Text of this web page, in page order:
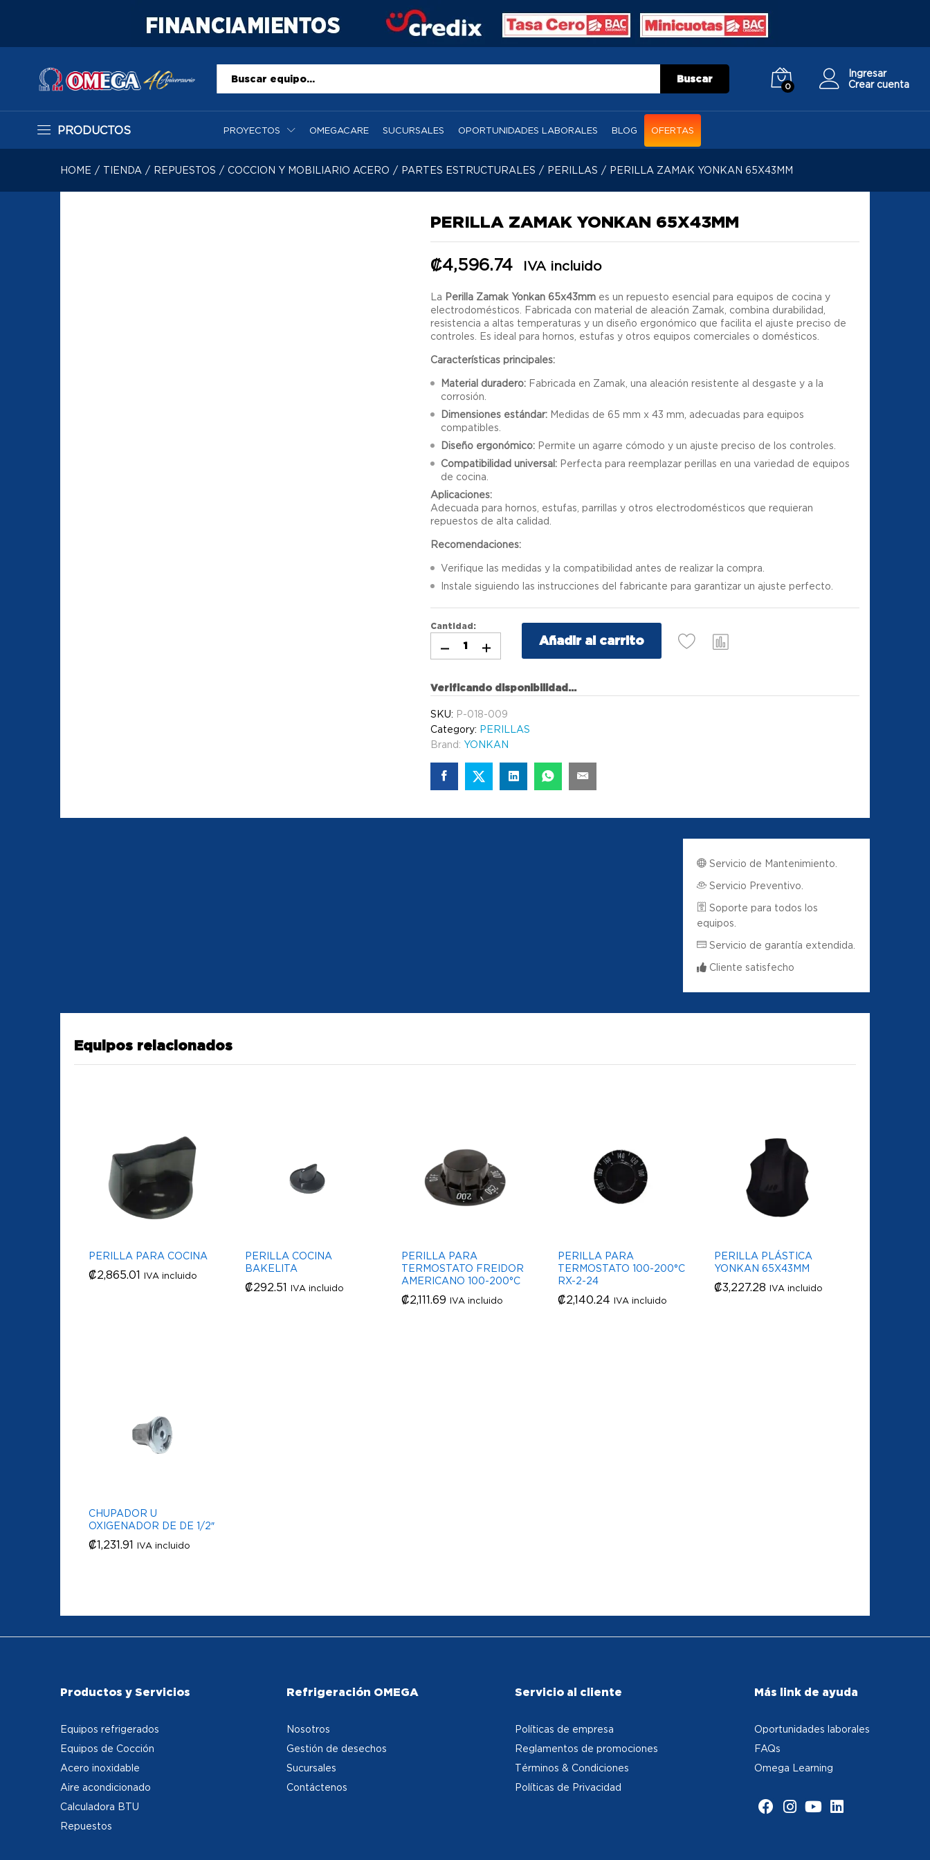
Todo Buscar
0
Ingresar
Crear cuenta
PRODUCTOS PROYECTOS OMEGACARE SUCURSALES OPORTUNIDADES LABORALES BLOG OFERTAS
HOME / TIENDA / REPUESTOS / COCCION Y MOBILIARIO ACERO / PARTES ESTRUCTURALES / PERILLAS / PERILLA ZAMAK YONKAN 65X43MM
PERILLA ZAMAK YONKAN 65X43MM
₡4,596.74 IVA incluido
La Perilla Zamak Yonkan 65x43mm es un repuesto esencial para equipos de cocina y
electrodomésticos. Fabricada con material de aleación Zamak, combina durabilidad,
resistencia a altas temperaturas y un diseño ergonómico que facilita el ajuste preciso de
controles. Es ideal para hornos, estufas y otros equipos comerciales o domésticos.
Características principales:
Material duradero: Fabricada en Zamak, una aleación resistente al desgaste y a la
corrosión.
Dimensiones estándar: Medidas de 65 mm x 43 mm, adecuadas para equipos
compatibles.
Diseño ergonómico: Permite un agarre cómodo y un ajuste preciso de los controles.
Compatibilidad universal: Perfecta para reemplazar perillas en una variedad de equipos
de cocina.
Aplicaciones:
Adecuada para hornos, estufas, parrillas y otros electrodomésticos que requieran
repuestos de alta calidad.
Recomendaciones:
Verifique las medidas y la compatibilidad antes de realizar la compra.
Instale siguiendo las instrucciones del fabricante para garantizar un ajuste perfecto.
Cantidad:
Añadir al carrito
Verificando disponibilidad...
SKU: P-018-009
Category: PERILLAS
Brand: YONKAN
Servicio de Mantenimiento.
Servicio Preventivo.
Soporte para todos los
equipos.
Servicio de garantía extendida.
Cliente satisfecho
Equipos relacionados
PERILLA PARA COCINA
₡2,865.01 IVA incluido
₡2,865.01
PERILLA COCINA
BAKELITA
₡292.51 IVA incluido
₡292.51
PERILLA PARA
TERMOSTATO FREIDOR
AMERICANO 100-200°C
₡2,111.69 IVA incluido
₡2,111.69
PERILLA PARA
TERMOSTATO 100-200°C
RX-2-24
₡2,140.24 IVA incluido
₡2,140.24
PERILLA PLÁSTICA
YONKAN 65X43MM
₡3,227.28 IVA incluido
₡3,227.28
CHUPADOR U
OXIGENADOR DE DE 1/2″
₡1,231.91 IVA incluido
₡1,231.91
Productos y Servicios
Equipos refrigerados
Equipos de Cocción
Acero inoxidable
Aire acondicionado
Calculadora BTU
Repuestos
Refrigeración OMEGA
Nosotros
Gestión de desechos
Sucursales
Contáctenos
Servicio al cliente
Políticas de empresa
Reglamentos de promociones
Términos & Condiciones
Políticas de Privacidad
Más link de ayuda
Oportunidades laborales
FAQs
Omega Learning